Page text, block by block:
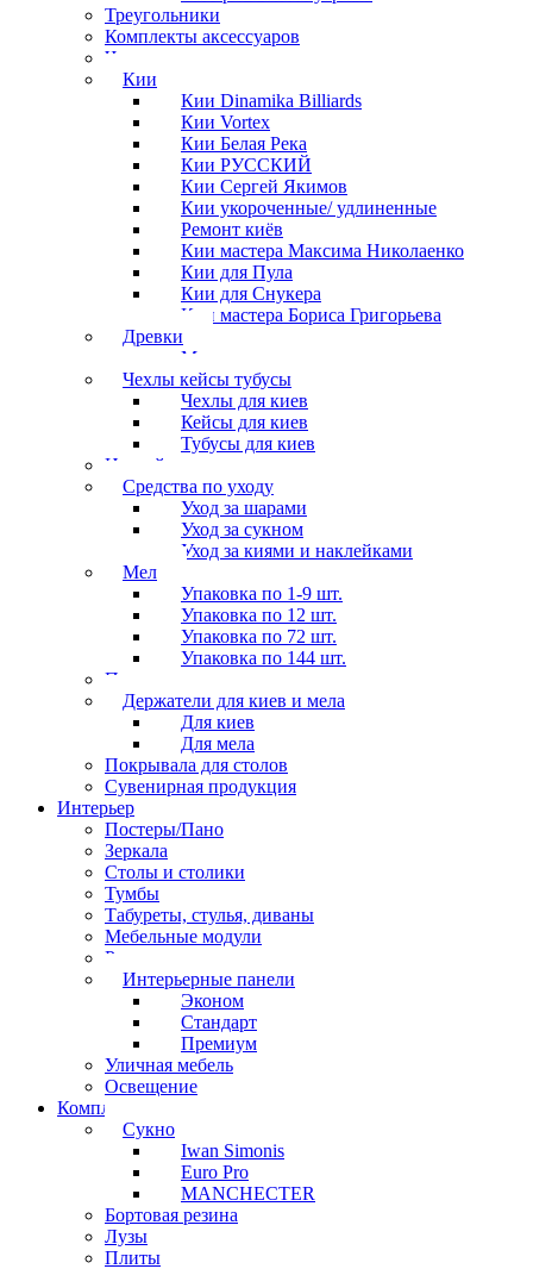
Треугольники
Комплекты аксессуаров
Часы
Кии
Кии Dinamika Billiards
Кии Vortex
Кии Белая Река
Кии РУССКИЙ
Кии Сергей Якимов
Кии укороченные/ удлиненные
Ремонт киёв
Кии мастера Максима Николаенко
Кии для Пула
Кии для Снукера
Кии мастера Бориса Григорьева
Древки
Мосты для киев
Чехлы кейсы тубусы
Чехлы для киев
Кейсы для киев
Тубусы для киев
Наклейки
Средства по уходу
Уход за шарами
Уход за сукном
Уход за киями и наклейками
Мел
Упаковка по 1-9 шт.
Упаковка по 12 шт.
Упаковка по 72 шт.
Упаковка по 144 шт.
Перчатки
Держатели для киев и мела
Для киев
Для мела
Покрывала для столов
Сувенирная продукция
Интерьер
Постеры/Пано
Зеркала
Столы и столики
Тумбы
Табуреты, стулья, диваны
Мебельные модули
Рамы под картины
Интерьерные панели
Эконом
Стандарт
Премиум
Уличная мебель
Освещение
Комплектующие
Сукно
Iwan Simonis
Euro Pro
MANCHECTER
Бортовая резина
Лузы
Плиты